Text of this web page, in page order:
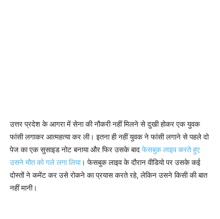
उत्तर प्रदेश के आगरा में सेना की नौकरी नहीं मिलने से दुखी होकर एक युवक
फांसी लगाकर आत्महत्या कर ली। इतना ही नहीं युवक ने फांसी लगाने से पहले दो
पेज का एक सुसाइड नोट बनाया और फिर उसके बादफेसबुक लाइव करते हुए
उसने मौत को गले लगा लिया। फेसबुक लाइव के दौरान वीडियो पर उसके कई
दोस्तों ने कमेंट कर उसे रोकने का प्रयास करते रहे, लेकिन उसने किसी की बात
नहीं मानी।